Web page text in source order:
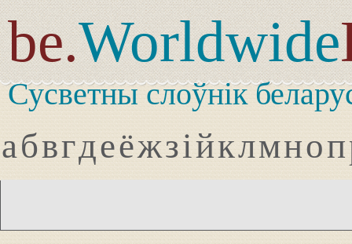
be.Worldwide
Сусветны слоўнік
абвгдеёжзійклмноп